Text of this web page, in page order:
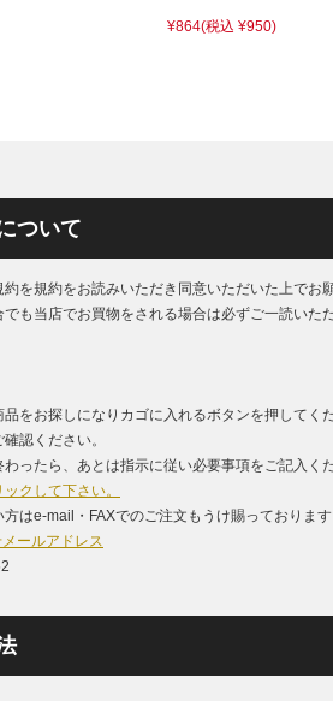
¥864(税込 ¥950)
ついて
を規約をお読みいただき同意いただいた上でお
も当店でお買物をされる場合は必ずご一読いた
をお探しになりカゴに入れるボタンを押してく
認ください。
ったら、あとは指示に従い必要事項をご記入く
クして下さい。
はe-mail・FAXでのご注文もうけ賜っております
ールアドレス